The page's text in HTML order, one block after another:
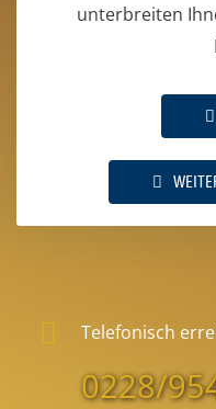
unterbreiten
Telefonisch
0228/